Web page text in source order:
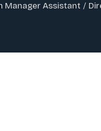
Manager Assistant /